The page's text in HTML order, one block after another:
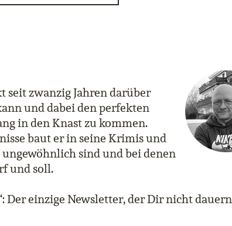
seit zwanzig Jahren darüber
und dabei den perfekten
in den Knast zu kommen.
baut er in seine Krimis und
sind und bei denen
und soll.
Der einzige Newsletter, der Dir nicht